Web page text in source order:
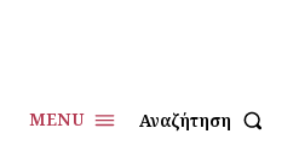
MENU Αναζήτηση